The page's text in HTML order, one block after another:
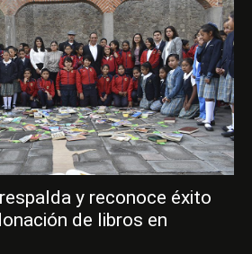
y reconoce éxito
de libros en